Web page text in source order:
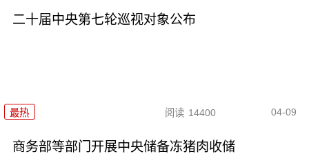
二十届中央第七轮巡视对象公布
最热 阅读 14400 04-09
商务部等部门开展中央储备冻猪肉收储